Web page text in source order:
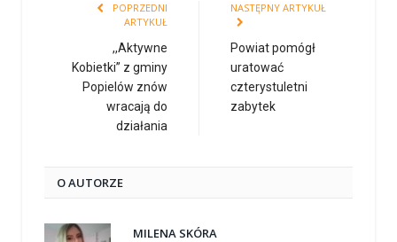
POPRZEDNI
ARTYKUŁ
,,Aktywne
Kobietki” z gminy
Popielów znów
wracają do
działania
NASTĘPNY ARTYKUŁ
Powiat pomógł
uratować
czterystuletni
zabytek
O AUTORZE
MILENA SKÓRA